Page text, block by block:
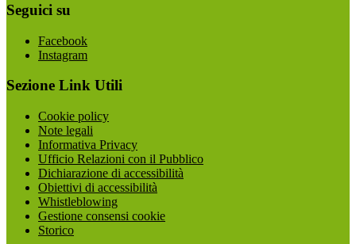
Seguici su
Facebook
Instagram
Sezione Link Utili
Cookie policy
Note legali
Informativa Privacy
Ufficio Relazioni con il Pubblico
Dichiarazione di accessibilità
Obiettivi di accessibilità
Whistleblowing
Gestione consensi cookie
Storico